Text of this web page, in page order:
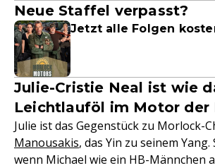
Neue Staffel verpasst?
Jetzt alle Folgen
Julie-Cristie Neal ist wie
Leichtlauföl im Motor der
Julie ist das Gegenstück zu Morlock-
Manousakis, das Yin zu seinem
wenn Michael wie ein HB-Männchen